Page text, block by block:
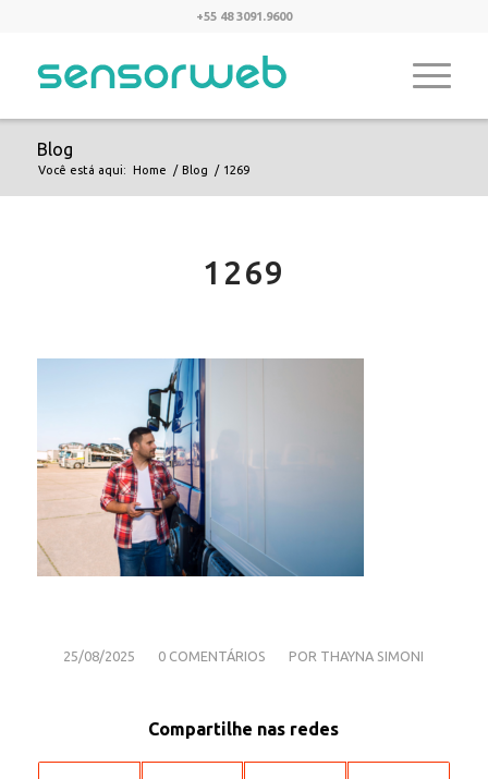
+55 48 3091.9600
Blog
Você está aqui: Home / Blog / 1269
1269
25/08/2025
/ 0 COMENTÁRIOS
/ POR THAYNA SIMONI
Compartilhe nas redes